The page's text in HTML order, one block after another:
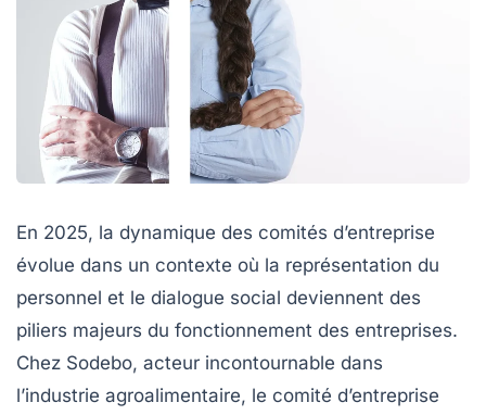
En 2025, la dynamique des comités d’entreprise
évolue dans un contexte où la représentation du
personnel et le dialogue social deviennent des
piliers majeurs du fonctionnement des entreprises.
Chez Sodebo, acteur incontournable dans
l’industrie agroalimentaire, le comité d’entreprise